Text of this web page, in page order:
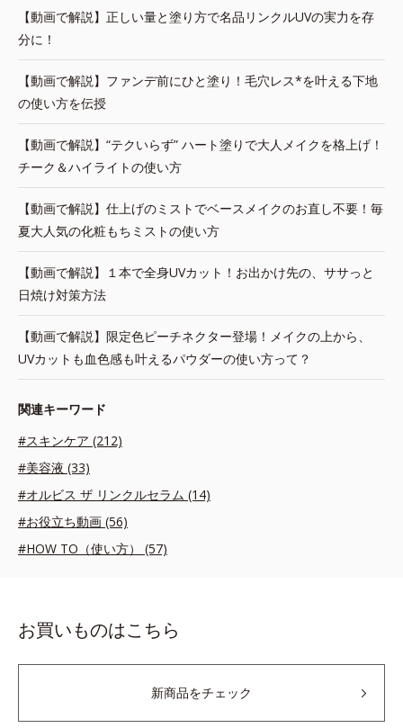
【動画で解説】正しい量と塗り方で名品リンクルUVの実力を存
分に！
【動画で解説】ファンデ前にひと塗り！毛穴レス*を叶える下地
の使い方を伝授
【動画で解説】“テクいらず” ハート塗りで大人メイクを格上げ！
チーク＆ハイライトの使い方
【動画で解説】仕上げのミストでベースメイクのお直し不要！毎
夏大人気の化粧もちミストの使い方
【動画で解説】１本で全身UVカット！お出かけ先の、ササっと
日焼け対策方法
【動画で解説】限定色ピーチネクター登場！メイクの上から、
UVカットも血色感も叶えるパウダーの使い方って？
関連キーワード
#スキンケア (212)
#美容液 (33)
#オルビス ザ リンクルセラム (14)
#お役立ち動画 (56)
#HOW TO（使い方） (57)
お買いものはこちら
新商品をチェック